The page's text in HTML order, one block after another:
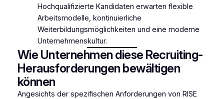
Hochqualifizierte Kandidaten erwarten flexible
Arbeitsmodelle, kontinuierliche
Weiterbildungsmöglichkeiten und eine moderne
Unternehmenskultur.
Wie Unternehmen diese Recruiting-
Herausforderungen bewältigen
können
Angesichts der spezifischen Anforderungen von RISE